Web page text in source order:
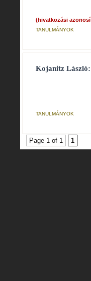
(hivatkozási
TANULMÁNYOK
Kojanitz László:
TANULMÁNYOK
Page 1 of 1 1